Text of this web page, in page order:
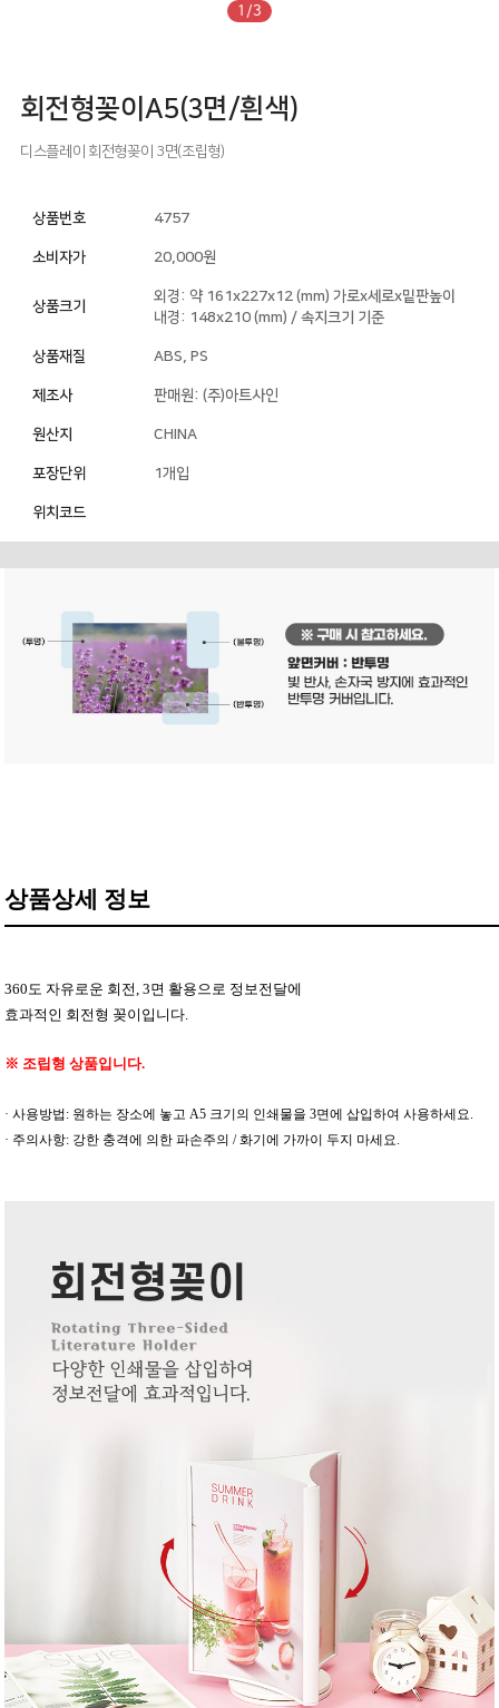
1/3
회전형꽂이A5(3면/흰색)
디스플레이 회전형꽂이 3면(조립형)
상품번호 4757
소비자가 20,000원
상품크기
외경: 약 161x227x12 (mm) 가로x세로x밑판높이
내경: 148x210 (mm) / 속지크기 기준
상품재질 ABS, PS
제조사 판매원: (주)아트사인
원산지 CHINA
포장단위 1개입
위치코드
상품상세 정보
360도 자유로운 회전, 3면 활용으로 정보전달에
효과적인 회전형 꽂이입니다.
※ 조립형 상품입니다.
· 사용방법: 원하는 장소에 놓고 A5 크기의 인쇄물을 3면에 삽입하여 사용하세요.
· 주의사항: 강한 충격에 의한 파손주의 / 화기에 가까이 두지 마세요.